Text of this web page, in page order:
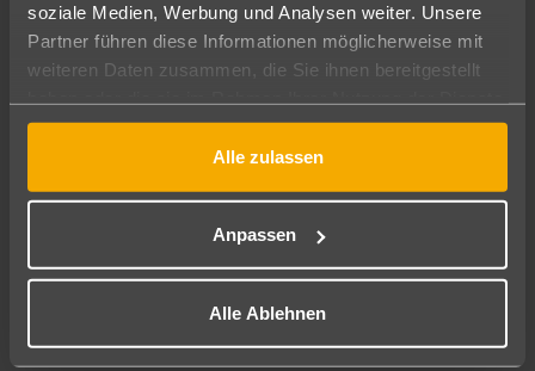
soziale Medien, Werbung und Analysen weiter. Unsere
Partner führen diese Informationen möglicherweise mit
weiteren Daten zusammen, die Sie ihnen bereitgestellt
gesammelt haben.
Alle zulassen
Anpassen
Alle Ablehnen